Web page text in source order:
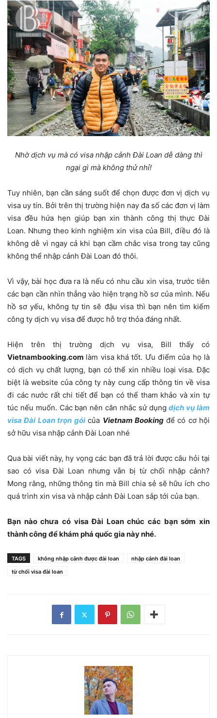
Nhờ dịch vụ mà có visa nhập cảnh Đài Loan dễ dàng thì
ngại gì mà không thử nhỉ!
Tuy nhiên, bạn cần sáng suốt để chọn được đơn vị dịch vụ
visa uy tín. Bởi trên thị trường hiện nay đa số các đơn vị làm
visa đều hứa hẹn giúp bạn xin thành công thị thực Đài
Loan. Nhưng theo kinh nghiệm xin visa của Bill, điều đó là
không dễ vì ngay cả khi bạn cầm chắc visa trong tay cũng
không thể nhập cảnh Đài Loan đó thôi.
Vì vậy, bài học đưa ra là nếu có nhu cầu xin visa, trước tiên
các bạn cần nhìn thẳng vào hiện trạng hồ sơ của mình. Nếu
hồ sơ yếu, không tự tin sẽ đậu visa thì bạn nên tìm kiếm
công ty dịch vụ visa để được hỗ trợ thỏa đáng nhất.
Hiện trên thị trường dịch vụ visa, Bill thấy có
Vietnambooking.com làm visa khá tốt. Ưu điểm của họ là
có dịch vụ chất lượng, bạn có thể xin nhiều loại visa. Đặc
biệt là website của công ty này cung cấp thông tin về visa
đi các nước rất chi tiết để bạn có thể tham khảo và xin tự
túc nếu muốn. Các bạn nên cân nhắc sử dụngdịch vụ làm
visa Đài Loan trọn góicủa Vietnam Booking để có cơ hội
sở hữu visa nhập cảnh Đài Loan nhé
Qua bài viết này, hy vọng các bạn đã trả lời được câu hỏi tại
sao có visa Đài Loan nhưng vẫn bị từ chối nhập cảnh?
Mong rằng, những thông tin mà Bill chia sẻ sẽ hữu ích cho
quá trình xin visa và nhập cảnh Đài Loan sắp tới của bạn.
Bạn nào chưa có visa Đài Loan chúc các bạn sớm xin
thành công để khám phá quốc gia này nhé.
TAGS không nhập cảnh được đài loan
nhập cảnh đài loan
từ chối visa đài loan